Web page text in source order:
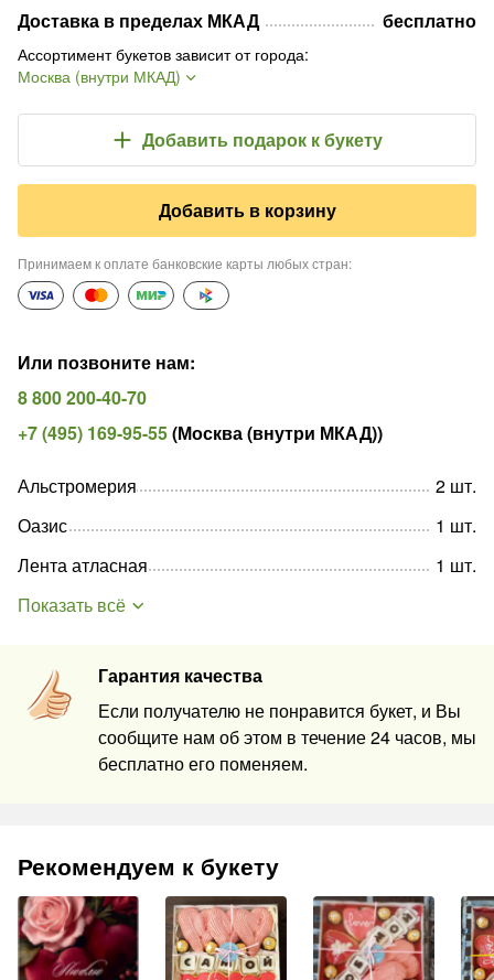
Доставка в пределах МКАД бесплатно
Ассортимент букетов зависит от города:
Москва (внутри МКАД)
Добавить подарок к букету
Добавить в корзину
Принимаем к оплате банковские карты любых стран:
Или позвоните нам:
8 800 200-40-70
+7 (495) 169-95-55(Москва (внутри МКАД))
Гарантия качества
Если получателю не понравится букет, и Вы
сообщите нам об этом в течение 24 часов, мы
бесплатно его поменяем.
Альстромерия 2 шт.
Оазис
1 шт.
Лента атласная
1 шт.
Показать всё
Рекомендуем к букету